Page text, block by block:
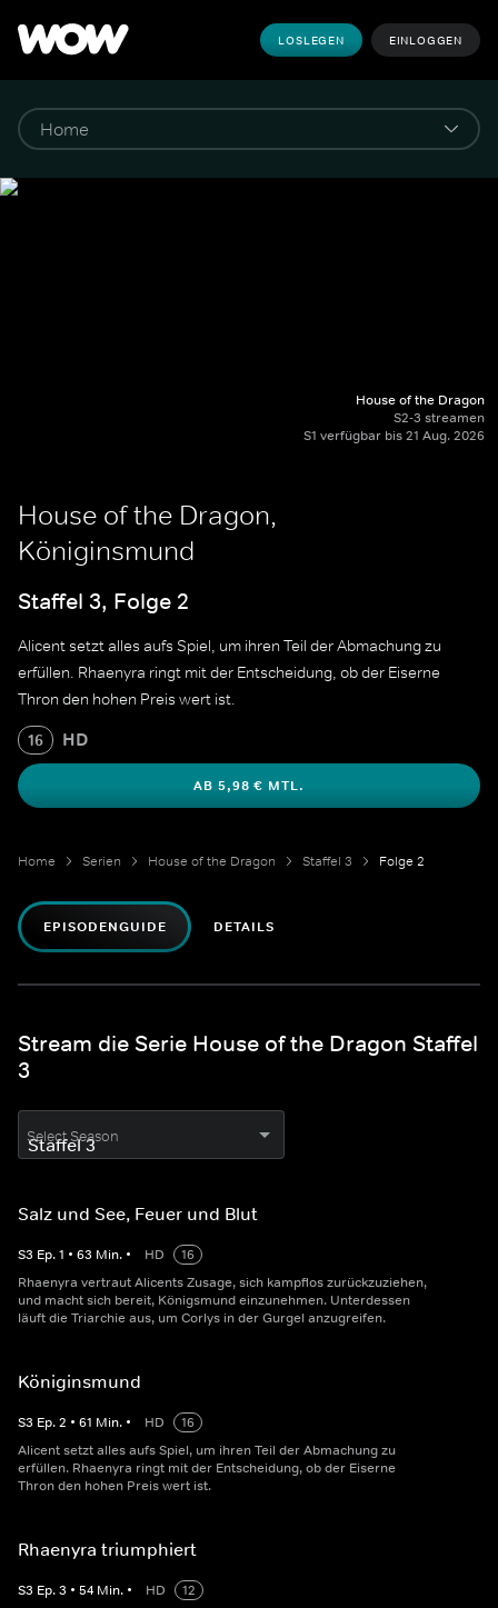
LOSLEGEN EINLOGGEN
House of the Dragon
S2-3 streamen
S1 verfügbar bis 21 Aug. 2026
House of the Dragon,
Königinsmund
Staffel 3, Folge 2
Alicent setzt alles aufs Spiel, um ihren Teil der Abmachung zu
erfüllen. Rhaenyra ringt mit der Entscheidung, ob der Eiserne
Thron den hohen Preis wert ist.
16 HD
AB 5,98 € MTL.
Home Serien House of the Dragon Staffel 3 Folge 2
EPISODENGUIDE DETAILS
Stream die Serie House of the Dragon Staffel
3
Select Season
Salz und See, Feuer und Blut
S3 Ep.1 • 63 Min. • HD
16
Rhaenyra vertraut Alicents Zusage, sich kampflos zurückzuziehen,
und macht sich bereit, Königsmund einzunehmen. Unterdessen
läuft die Triarchie aus, um Corlys in der Gurgel anzugreifen.
Königinsmund
S3 Ep.2 • 61 Min. • HD
16
Alicent setzt alles aufs Spiel, um ihren Teil der Abmachung zu
erfüllen. Rhaenyra ringt mit der Entscheidung, ob der Eiserne
Thron den hohen Preis wert ist.
Rhaenyra triumphiert
S3 Ep.3 • 54 Min. • HD
12